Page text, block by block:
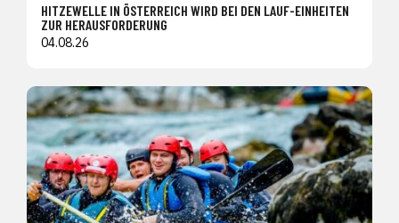
HITZEWELLE IN ÖSTERREICH WIRD BEI DEN LAUF-EINHEITEN
ZUR HERAUSFORDERUNG
04.08.26